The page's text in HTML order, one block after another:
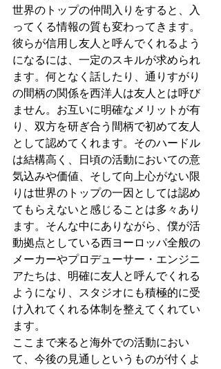
世界のトップの仲間入りをすると、入
ってくる情報の質も変わってきます。
彼らが信用し友人と呼んでくれるよう
になるには、一定のスキルが求められ
ます。何となく話したり、通りすがり
の間柄の関係を西洋人は友人とは呼び
ません。お互いに明確なメリットが有
り、双方を研ぎ合う間柄で初めて友人
として認めてくれます。そのハードル
は結構高く、日頃の活動においての意
気込みや価値、そして向上心がない限
りは世界のトップの一因としては認め
てもらえないと感じることは多々あり
ます。そんな中にありながら、僕が活
動拠点としている西ヨーロッパ全般の
メーカーやプロデューサー・エンジニ
アたちは、明確に友人と呼んでくれる
ようになり、スタジオにも積極的に受
け入れてくれる体制を整えてくれてい
ます。
ここまで来ると海外での活動におい
て、今後の見通しというものが付くよ